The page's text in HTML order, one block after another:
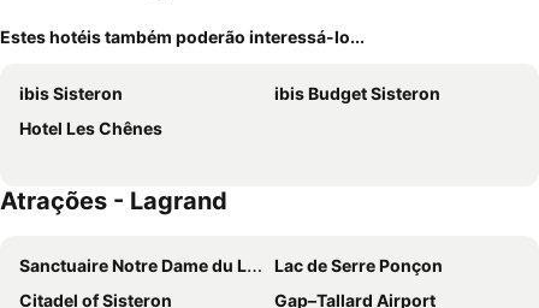
Estes hotéis também poderão interessá-lo...
ibis Sisteron
ibis Budget Sisteron
Hotel Les Chênes
Atrações - Lagrand
Sanctuaire Notre Dame du Laus
Lac de Serre Ponçon
Citadel of Sisteron
Gap–Tallard Airport